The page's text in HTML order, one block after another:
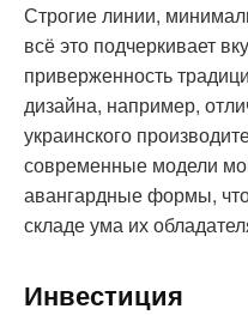
Строгие линии,
всё это подчеркивает
приверженность
дизайна, например,
украинского
современные модели
авангардные формы,
складе ума их
Инвестиция